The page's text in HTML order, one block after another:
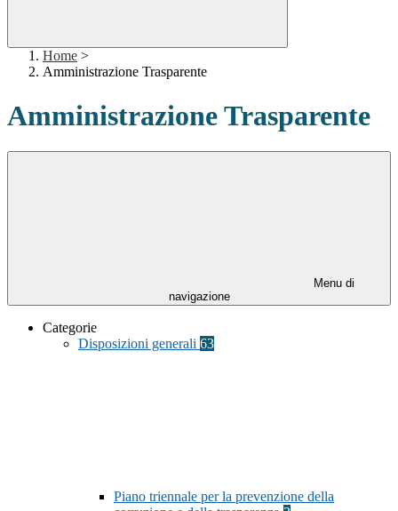
Home >
Amministrazione Trasparente
Amministrazione Trasparente
Menu di
navigazione
Categorie
Disposizioni generali 63
Piano triennale per la prevenzione della